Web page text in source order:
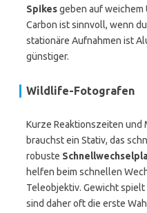
Spikesgeben auf weichem
Carbon ist sinnvoll, wenn
stationäre Aufnahmen ist
günstiger.
Wildlife-Fotografen
Kurze Reaktionszeiten und
brauchst ein Stativ, das
robuste
helfen beim schnellen
Teleobjektiv. Gewicht
sind daher oft die erste